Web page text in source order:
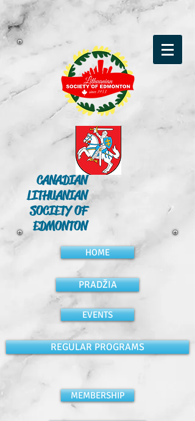
CANADIAN
LITHUANIAN
SOCIETY OF
EDMONTON
PRADŽIA
REGULAR PROGRAMS
EVENTS
MEMBERSHIP
HOME